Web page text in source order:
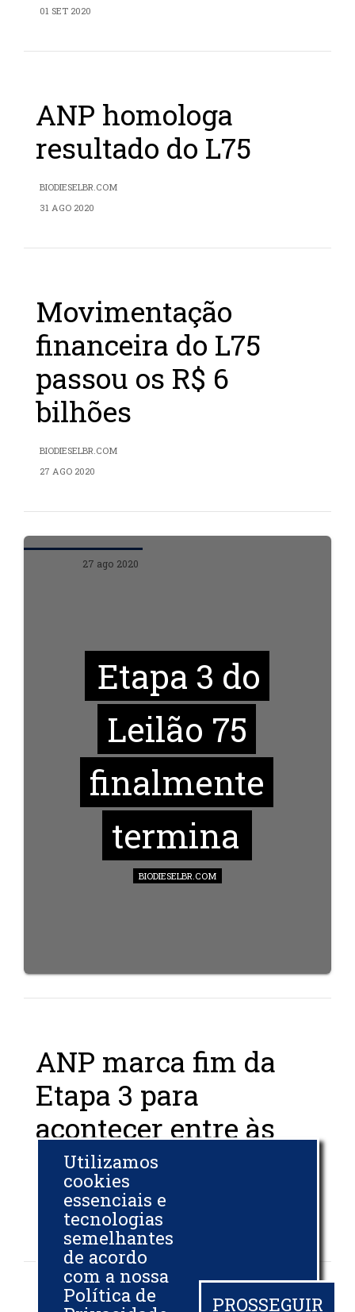
01 SET 2020
ANP homologa
resultado do L75
BIODIESELBR.COM
31 AGO 2020
Movimentação
financeira do L75
passou os R$ 6
bilhões
BIODIESELBR.COM
27 AGO 2020
27 ago 2020
Etapa 3 do
Leilão 75
finalmente
termina
BIODIESELBR.COM
ANP marca fim da
Etapa 3 para
acontecer entre às
11h30 e 12h
BIODIESELBR.COM
26 AGO 2020
Utilizamos
cookies
essenciais e
tecnologias
semelhantes
de acordo
com a nossa
Política de
PROSSEGUIR